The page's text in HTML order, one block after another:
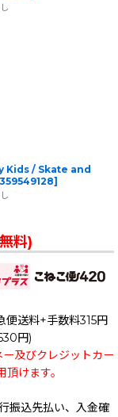
Kids / Skate and
]
料)
便送料+手数料315円
円)
及びクレジットカー
けます。
振込先払い、入金確